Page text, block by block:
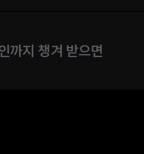
까지 챙겨 받으면